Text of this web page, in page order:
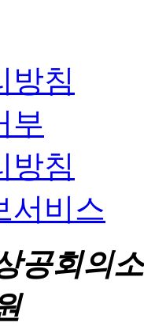
방침
부
방침
서비스
공회의소